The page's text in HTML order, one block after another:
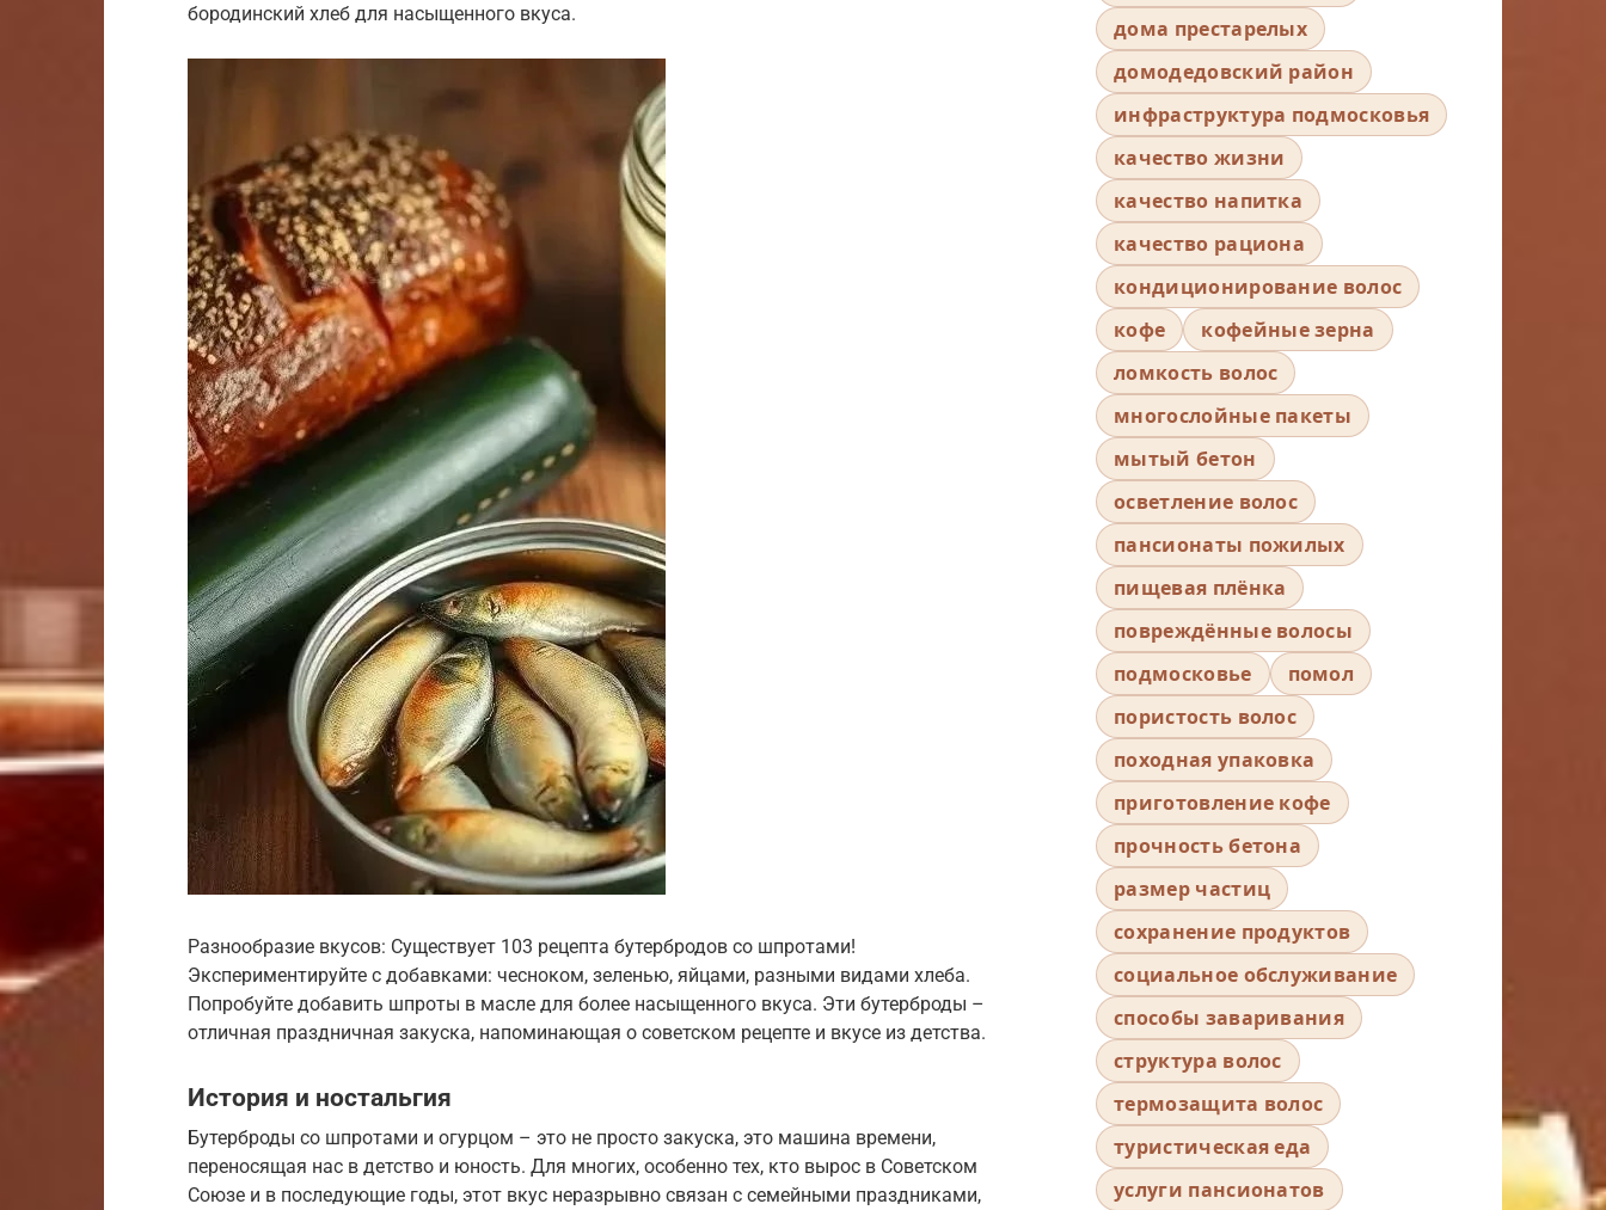
бородинский хлеб для насыщенного вкуса.
Разнообразие вкусов: Существует 103 рецепта бутербродов со шпротами!
Экспериментируйте с добавками: чесноком, зеленью, яйцами, разными видами хлеба.
Попробуйте добавить шпроты в масле для более насыщенного вкуса. Эти бутерброды –
отличная праздничная закуска, напоминающая о советском рецепте и вкусе из детства.
История и ностальгия
Бутерброды со шпротами и огурцом – это не просто закуска, это машина времени,
переносящая нас в детство и юность. Для многих, особенно тех, кто вырос в Советском
Союзе и в последующие годы, этот вкус неразрывно связан с семейными праздниками,
дома престарелых
домодедовский район
инфраструктура подмосковья
качество жизни
качество напитка
качество рациона
кондиционирование волос
кофе
кофейные зерна
ломкость волос
многослойные пакеты
мытый бетон
осветление волос
пансионаты пожилых
пищевая плёнка
повреждённые волосы
подмосковье
помол
пористость волос
походная упаковка
приготовление кофе
прочность бетона
размер частиц
сохранение продуктов
социальное обслуживание
способы заваривания
структура волос
термозащита волос
туристическая еда
услуги пансионатов